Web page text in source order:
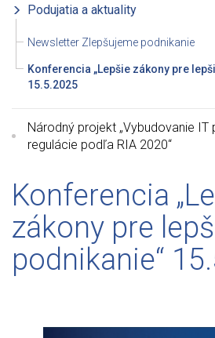
Podujatia a aktuality
Newsletter Zlepšujeme podnikanie
Konferencia „Lepšie zákony pre
15.5.2025
Národný projekt „Vybudovanie
regulácie podľa RIA 2020“
Konferencia
zákony pre
podnikanie“